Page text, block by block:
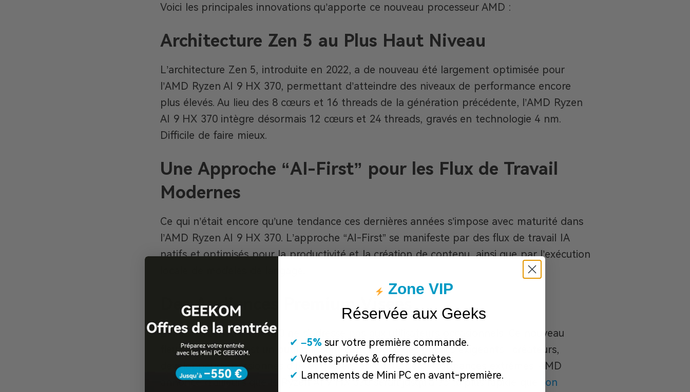
Voici les principales innovations qu’apporte ce nouveau processeur AMD :
Architecture Zen 5 au Plus Haut Niveau
L’architecture Zen 5, introduite en 2022, a de nouveau été largement optimisée pour
l’AMD Ryzen AI 9 HX 370, permettant d’atteindre des niveaux de performance encore
plus élevés. Au lieu des 8 cœurs et 16 threads de la génération précédente, l’AMD Ryzen
AI 9 HX 370 intègre désormais 12 cœurs et 24 threads, gravés en technologie 4 nm.
Difficile de faire mieux.
Une Approche “AI-First” pour les Flux de Travail
Modernes
Ce qui n’était encore qu’une tendance ces dernières années s’impose avec maturité dans
l’AMD Ryzen AI 9 HX 370. L’approche “AI-First” se manifeste par des flux de travail IA
natifs et optimisés pour la productivité et la création de contenu, ainsi que par l’exécution
Des Audiences Premium Visées
L’AMD Ryzen AI 9 HX 370 ne s’adresse pas aux utilisateurs occasionnels. Ce nouveau
fleuron IA d’AMD est un outil puissant conçu pour des publics exigeants : créateurs,
développeurs, passionnés d’IA et gamers en quête de performances extrêmes. AMD
annonce d’ailleurs que le Ryzen AI 9 HX 370 serait jusqu’à 75 % plus rapide que
son
Zone VIP
Réservée aux Geeks
✔ –5% sur votre première commande.
✔ Ventes privées & offres secrètes.
✔ Lancements de Mini PC en avant-première.